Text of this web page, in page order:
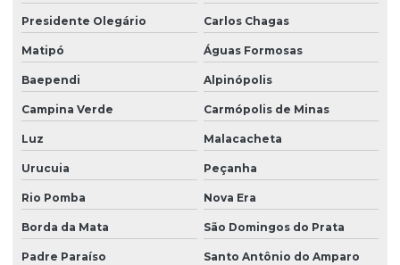
Presidente Olegário Carlos Chagas
Matipó Águas Formosas
Baependi Alpinópolis
Campina Verde Carmópolis de Minas
Luz Malacacheta
Urucuia Peçanha
Rio Pomba Nova Era
Borda da Mata São Domingos do Prata
Padre Paraíso Santo Antônio do Amparo